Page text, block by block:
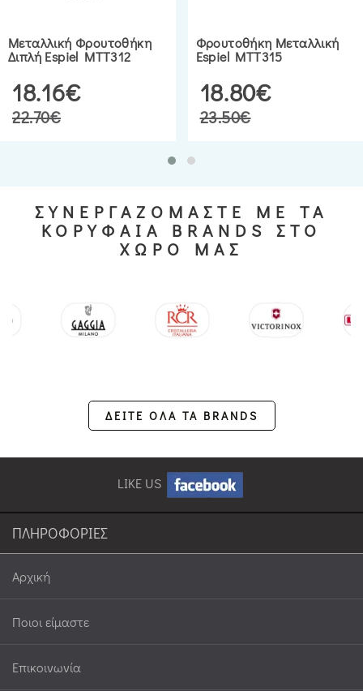
Μεταλλική Φρουτοθήκη
Διπλή Espiel MTT312
18.16€
22.70€
Φρουτοθήκη Μεταλλική
Espiel MTT315
18.80€
23.50€
ΣΥΝΕΡΓΑΖΟΜΑΣΤΕ ΜΕ ΤΑ
ΚΟΡΥΦΑΙΑ BRANDS ΣΤΟ
ΧΩΡΟ ΜΑΣ
ΔΕΙΤΕ ΟΛΑ ΤΑ BRANDS
LIKE US
ΠΛΗΡΟΦΟΡΙΕΣ
Αρχική
Ποιοι είμαστε
Επικοινωνία